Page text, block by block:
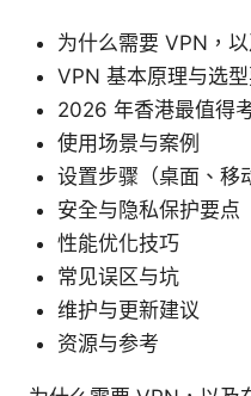
为什么需要 VPN，
VPN 基本原理与选
2026 年香港最值得
使用场景与案例
设置步骤（桌面、移
安全与隐私保护要点
性能优化技巧
常见误区与坑
维护与更新建议
资源与参考